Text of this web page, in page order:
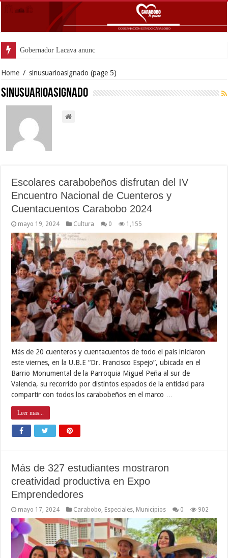
Gobernador Lacava anunció colocación de más de mi
Home / sinusuarioasignado (page 5)
sinusuarioasignado
Escolares carabobeños disfrutan del IV
Encuentro Nacional de Cuenteros y
Cuentacuentos Carabobo 2024
mayo 19, 2024 Cultura 0 1,155
Más de 20 cuenteros y cuentacuentos de todo el país iniciaron
este viernes, en la U.B.E “Dr. Francisco Espejo”, ubicada en el
Barrio Monumental de la Parroquia Miguel Peña al sur de
Valencia, su recorrido por distintos espacios de la entidad para
compartir con todos los carabobeños en el marco …
Leer mas...
Más de 327 estudiantes mostraron
creatividad productiva en Expo
Emprendedores
mayo 17, 2024 Carabobo, Especiales, Municipios 0 902